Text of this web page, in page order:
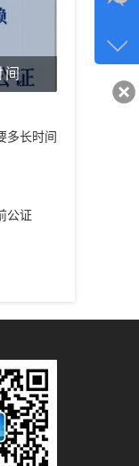
间
多长时间
公证
咨询
客服